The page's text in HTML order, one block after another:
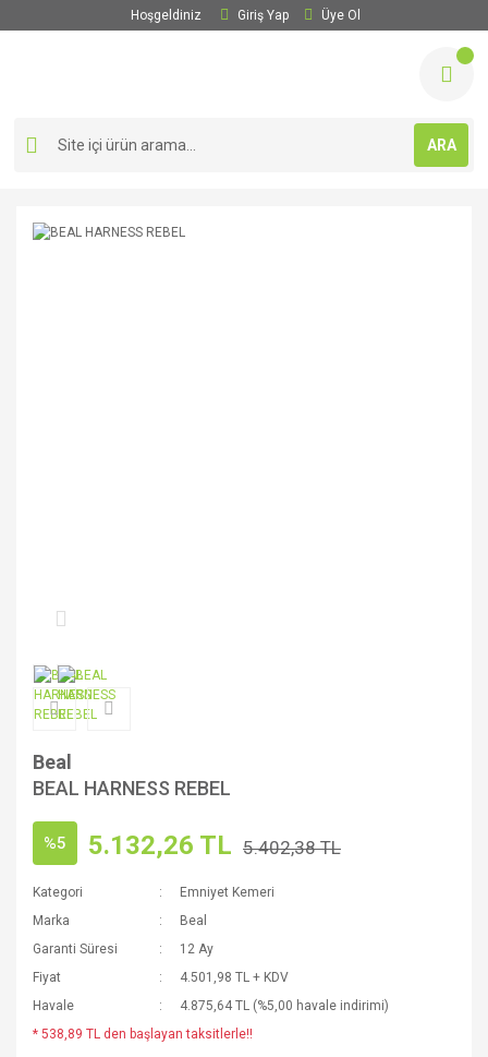
Hoşgeldiniz Giriş Yap Üye Ol
ARA
Beal
BEAL HARNESS REBEL
%5 5.132,26 TL 5.402,38 TL
Kategori
Emniyet Kemeri
Marka
Beal
Garanti Süresi
12 Ay
Fiyat
4.501,98 TL + KDV
Havale
4.875,64 TL (%5,00 havale indirimi)
* 538,89 TL den başlayan taksitlerle!!